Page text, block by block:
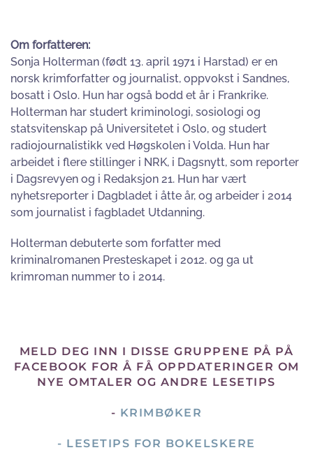
Om forfatteren:
Sonja Holterman (født 13. april 1971 i Harstad) er en
norsk krimforfatter og journalist, oppvokst i Sandnes,
bosatt i Oslo. Hun har også bodd et år i Frankrike.
Holterman har studert kriminologi, sosiologi og
statsvitenskap på Universitetet i Oslo, og studert
radiojournalistikk ved Høgskolen i Volda. Hun har
arbeidet i flere stillinger i NRK, i Dagsnytt, som reporter
i Dagsrevyen og i Redaksjon 21. Hun har vært
nyhetsreporter i Dagbladet i åtte år, og arbeider i 2014
som journalist i fagbladet Utdanning.
Holterman debuterte som forfatter med
kriminalromanen Presteskapet i 2012. og ga ut
krimroman nummer to i 2014.
MELD DEG INN I DISSE GRUPPENE PÅ PÅ
FACEBOOK FOR Å FÅ OPPDATERINGER OM
NYE OMTALER OG ANDRE LESETIPS
- KRIMBØKER
- LESETIPS FOR BOKELSKERE